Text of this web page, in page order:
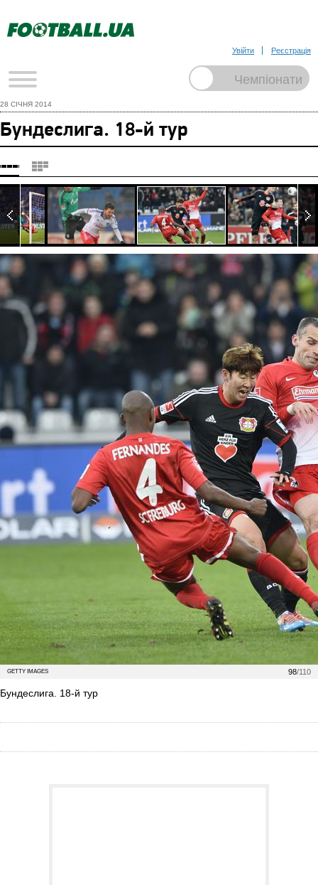
Увійти Реєстрація
28 СІЧНЯ 2014
Бундеслига. 18-й тур
98/110
GETTY IMAGES
Бундеслига. 18-й тур